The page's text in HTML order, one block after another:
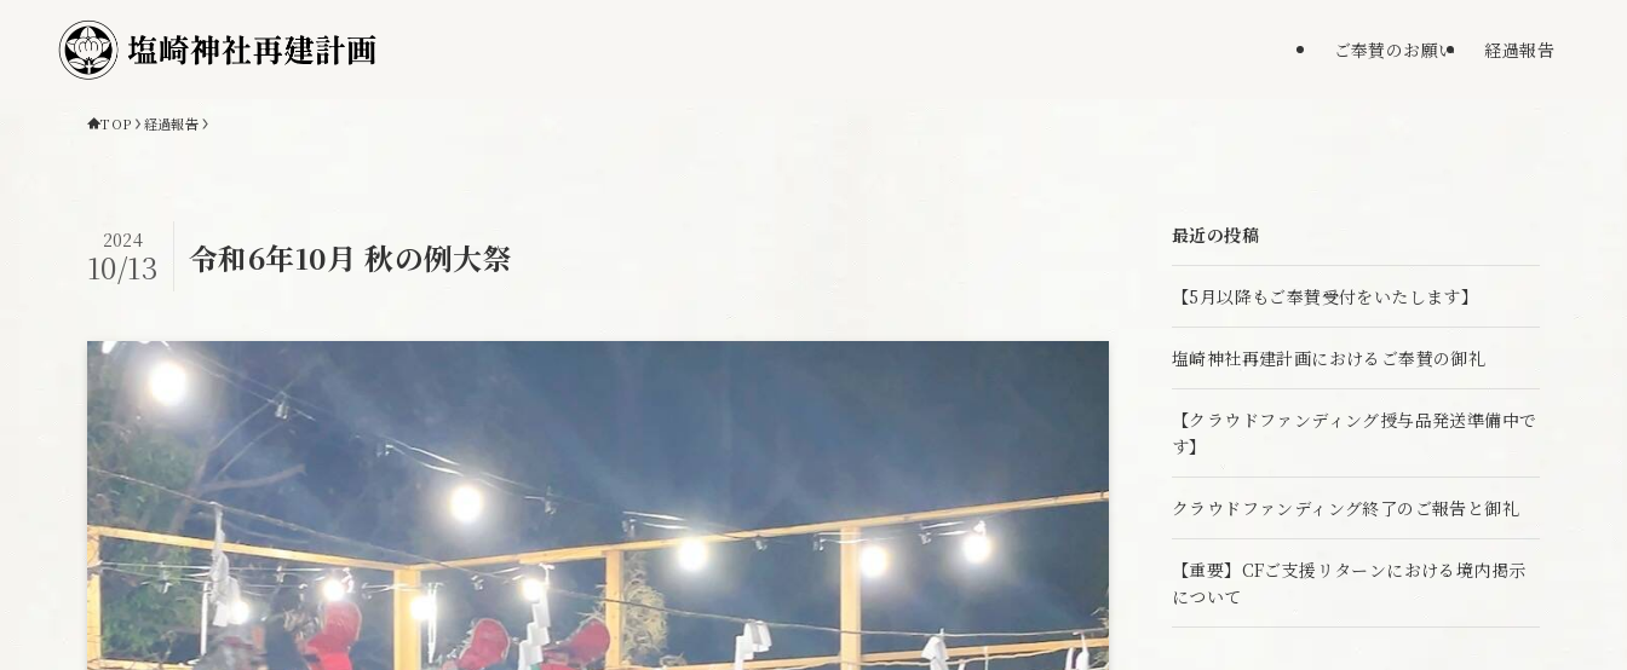
ご奉賛のお願い 経過報告
TOP 経過報告
令和6年10月 秋の例大祭
2024
10/13
最近の投稿
【5月以降もご奉賛受付をいたします】
塩崎神社再建計画におけるご奉賛の御礼
【クラウドファンディング授与品発送準備中で
す】
クラウドファンディング終了のご報告と御礼
【重要】CFご支援リターンにおける境内掲示
について